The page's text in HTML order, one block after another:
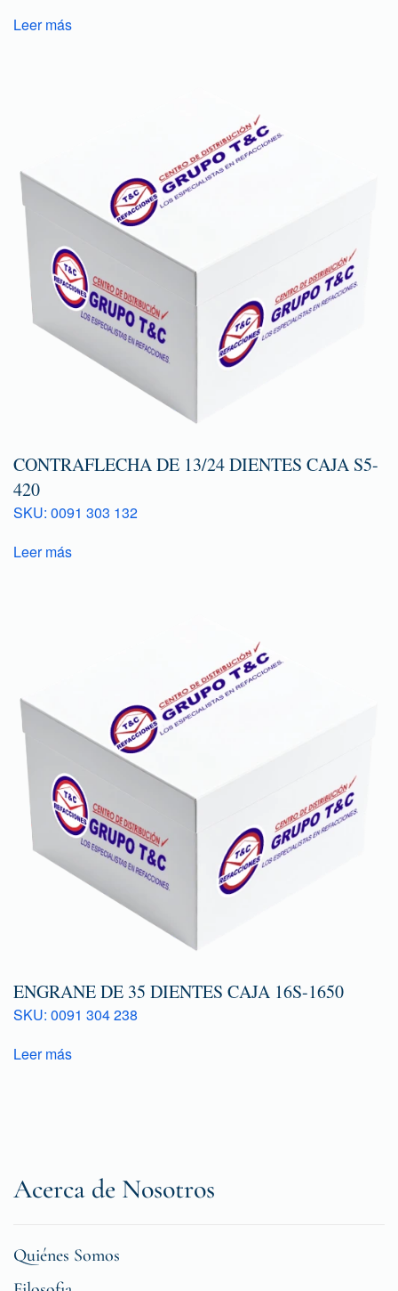
Leer más
CONTRAFLECHA DE 13/24 DIENTES CAJA S5-
420
SKU: 0091 303 132
Leer más
ENGRANE DE 35 DIENTES CAJA 16S-1650
SKU: 0091 304 238
Leer más
Acerca de Nosotros
Quiénes Somos